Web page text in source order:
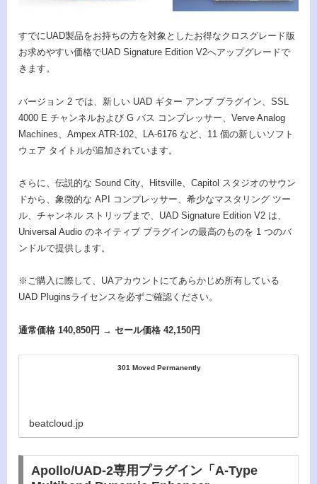
すでにUAD製品をお持ちの方を対象としたお得なクロスグレード版
お求めやすい価格でUAD Signature Edition V2へアップグレードで
きます。
バージョン 2 では、新しい UAD ギター アンプ プラグイン、SSL
4000 E チャンネルおよび G バス コンプレッサー、Verve Analog
Machines、Ampex ATR-102、LA-6176 など、11 個の新しいソフト
ウェア タイトルが追加されています。
さらに、伝説的な Sound City、Hitsville、Capitol スタジオのサウン
ドから、象徴的な API コンプレッサー、希少なマスタリング ツー
ル、チャンネル ストリップまで、UAD Signature Edition V2 は、
Universal Audio のネイティブ プラグインの最高のものを 1 つのバ
ンドルで提供します。
※ご購入に際して、UAアカウントにてあらかじめ所有している
UAD Pluginsライセンスを必ずご確認ください。
通常価格 140,850円 → セール価格 42,150円
301 Moved Permanently
beatcloud.jp
Apollo/UAD-2専用プラグイン「A-Type